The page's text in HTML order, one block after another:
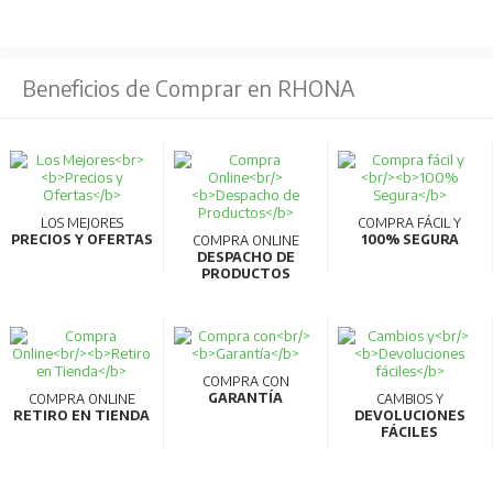
Compatibilidad AC/DC:Los modelos de 32AF y
de especificación adicional.
Comunicaciones inteligentes:
Compatibilidad con
CC-Link para transmitir datos de medición a PC,
permitiendo la gestión energética y visualización en
termoplásticos fácilmente reciclables y cumplen con la
normativa RoHS.
Alta calidad y eficiencia:
Producidos en líneas de
Beneficios de Comprar en RHONA
LOS MEJORES
PRECIOS Y OFERTAS
COMPRA ONLINE
DESPACHO DE
PRODUCTOS
COMPRA FÁCIL Y
100% SEGURA
COMPRA ONLINE
RETIRO EN TIENDA
COMPRA CON
GARANTÍA
CAMBIOS Y
DEVOLUCIONES
FÁCILES